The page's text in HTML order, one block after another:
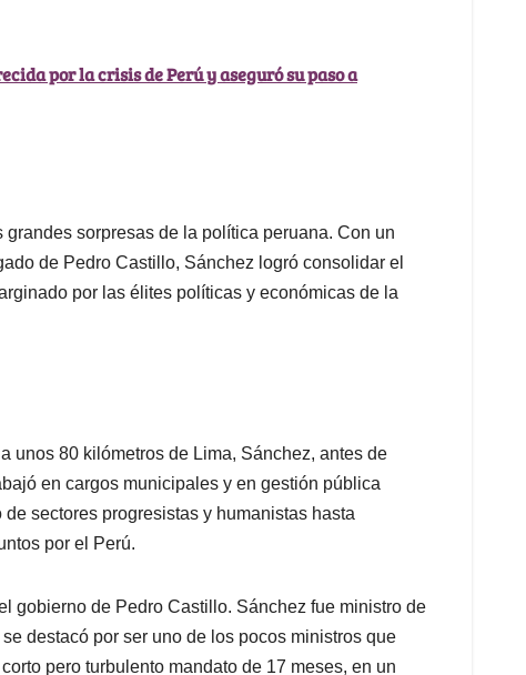
por la crisis de Perú y aseguró su paso a
sorpresas de la política peruana. Con un
de Pedro Castillo, Sánchez logró consolidar el
por las élites políticas y económicas de la
unos 80 kilómetros de Lima, Sánchez, antes de
en cargos municipales y en gestión pública
sectores progresistas y humanistas hasta
por el Perú.
gobierno de Pedro Castillo. Sánchez fue ministro de
destacó por ser uno de los pocos ministros que
pero turbulento mandato de 17 meses, en un